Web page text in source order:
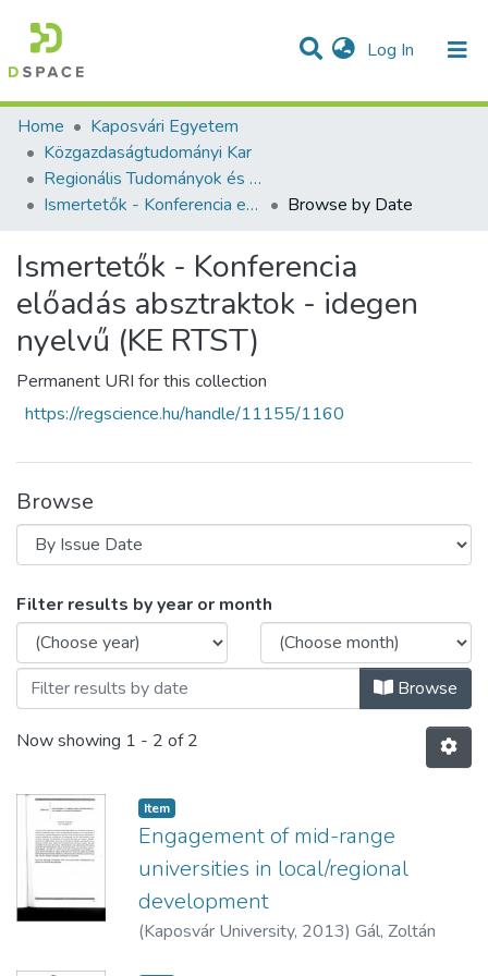
Log In (current)
Communities & Collections
All of DSpace
Home
Kaposvári Egyetem
Közgazdaságtudományi Kar
Regionális Tudományok és Statisztika Tanszék
Ismertetők - Konferencia előadás absztraktok - idegen nyelvű (KE RTST)
Browse by Date
Ismertetők - Konferencia
előadás absztraktok - idegen
nyelvű (KE RTST)
Permanent URI for this collection
https://regscience.hu/handle/11155/1160
Browse
Browsing Ismertetők - Konferencia
Filter results by year or month
Browse
Now showing 1 - 2 of 2
Item
Engagement of mid-range
universities in local/regional
development
(Kaposvár University, 2013) Gál, Zoltán